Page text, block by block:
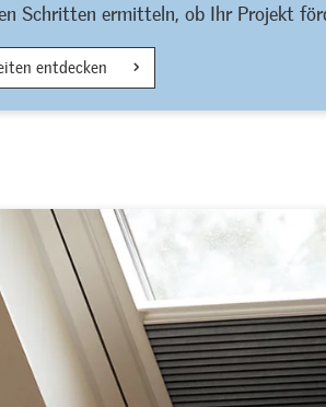
Schritten ermitteln, ob Ihr Projekt
entdecken